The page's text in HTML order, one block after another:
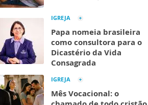
IGREJA
Papa nomeia brasileira
como consultora para o
Dicastério da Vida
Consagrada
IGREJA
Mês Vocacional: o